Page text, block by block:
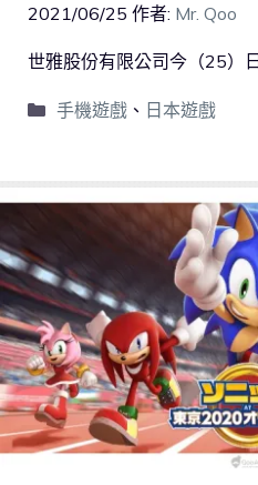
2021/06/25 作者: Mr. Qoo
世雅股份有限公司今（25）
手機遊戲、 日本遊戲